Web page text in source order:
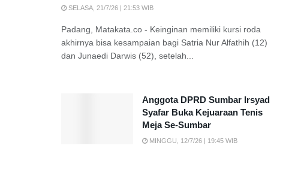
SELASA, 21/7/26 | 21:53 WIB
Padang, Matakata.co - Keinginan memiliki kursi roda
akhirnya bisa kesampaian bagi Satria Nur Alfathih (12)
dan Junaedi Darwis (52), setelah...
Anggota DPRD Sumbar Irsyad
Syafar Buka Kejuaraan Tenis
Meja Se-Sumbar
MINGGU, 12/7/26 | 19:45 WIB